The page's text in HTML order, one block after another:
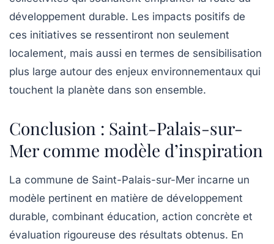
développement durable. Les impacts positifs de
ces initiatives se ressentiront non seulement
localement, mais aussi en termes de sensibilisation
plus large autour des enjeux environnementaux qui
touchent la planète dans son ensemble.
Conclusion : Saint-Palais-sur-
Mer comme modèle d’inspiration
La commune de Saint-Palais-sur-Mer incarne un
modèle pertinent en matière de développement
durable, combinant éducation, action concrète et
évaluation rigoureuse des résultats obtenus. En